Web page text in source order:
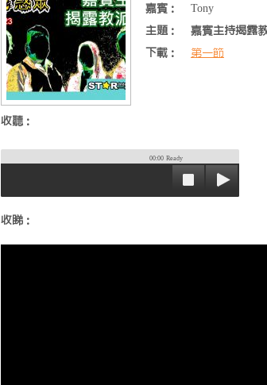
嘉賓：
Tony
主題：
嘉賓主持揭露
下載：
第一節
收聽：
00:00 Ready
收睇：